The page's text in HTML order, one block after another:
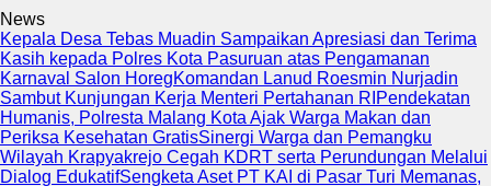
News
Kepala Desa Tebas Muadin Sampaikan Apresiasi dan Terima
Kasih kepada Polres Kota Pasuruan atas Pengamanan
Karnaval Salon HoregKomandan Lanud Roesmin Nurjadin
Sambut Kunjungan Kerja Menteri Pertahanan RI Pendekatan
Humanis, Polresta Malang Kota Ajak Warga Makan dan
Periksa Kesehatan GratisSinergi Warga dan Pemangku
Wilayah Krapyakrejo Cegah KDRT serta Perundungan Melalui
Dialog EdukatifSengketa Aset PT KAI di Pasar Turi Memanas,